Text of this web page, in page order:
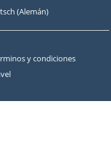
(Alemán)
y condiciones